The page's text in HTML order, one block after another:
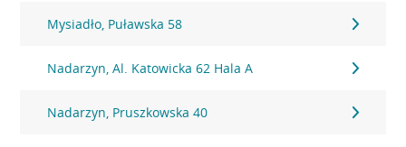
Mysiadło, Puławska 58
Nadarzyn, Al. Katowicka 62 Hala A
Nadarzyn, Pruszkowska 40